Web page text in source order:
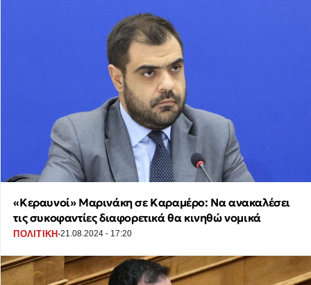
«Κεραυνοί» Μαρινάκη σε Καραμέρο: Να ανακαλέσει
τις συκοφαντίες διαφορετικά θα κινηθώ νομικά
ΠΟΛΙΤΙΚΗ ·21.08.2024 - 17:20